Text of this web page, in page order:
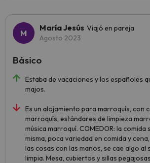
María Jesús Viajó en pareja
Agosto 2023
Estaba de vacaciones y los españoles
majos.
Es un alojamiento para marroquís, con
marroquís, estándares de limpieza
música marroquí. COMEDOR: la comida
misma, poca variedad en comida y
las cosas con las manos, se cae algo al
limpia. Mesa, cubiertos y sillas
Básico